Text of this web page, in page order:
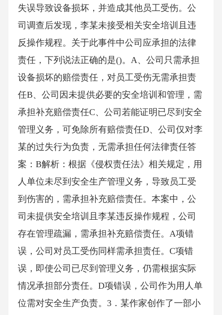
失误导致设备损坏，并造成其他员工受伤。公
司调查后发现，李某未接受相关安全培训且违
反操作规程。关于此事件中公司应承担的法律
责任，下列说法正确的是()。A、公司只需承担
设备损坏的赔偿责任，对员工受伤无需承担责
任B、公司因未提供必要的安全培训和管理，需
承担补充赔偿责任C、公司若能证明已尽到安全
管理义务，可免除所有赔偿责任D、公司仅对李
某的过失行为负责，无需承担任何法律责任答
案：B解析：根据《侵权责任法》相关规定，用
人单位未尽到安全生产管理义务，导致员工受
到伤害的，需承担补充赔偿责任。本案中，公
司未提供安全培训且李某违反操作规程，公司
存在管理疏漏，需承担补充赔偿责任。A项错
误，公司对员工受伤同样需承担责任。C项错
误，即使公司已尽到管理义务，仍需根据实际
情况承担部分责任。D项错误，公司作为用人单
位需对安全生产负责。3．某作家创作了一部小